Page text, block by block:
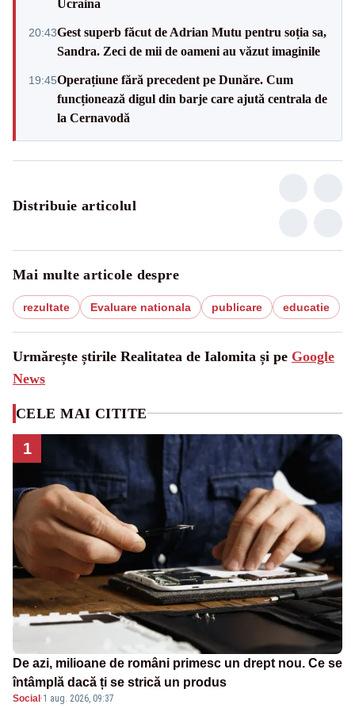
Ucraina
20:43Gest superb făcut de Adrian Mutu pentru soția sa,
Sandra. Zeci de mii de oameni au văzut imaginile
19:45Operațiune fără precedent pe Dunăre. Cum
funcționează digul din barje care ajută centrala de
la Cernavodă
Distribuie articolul
Mai multe articole despre
rezultate Evaluare nationala publicare educatie
Urmărește știrile Realitatea de Ialomita și pe Google
News
CELE MAI CITITE
1
De azi, milioane de români primesc un drept nou. Ce se
întâmplă dacă ți se strică un produs
Social ·1 aug. 2026, 09:37